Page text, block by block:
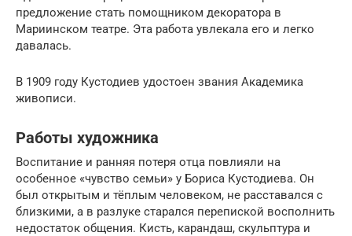
предложение стать помощником декоратора в
Мариинском театре. Эта работа увлекала его и легко
давалась.
В 1909 году Кустодиев удостоен звания Академика
живописи.
Работы художника
Воспитание и ранняя потеря отца повлияли на
особенное «чувство семьи» у Бориса Кустодиева. Он
был открытым и тёплым человеком, не расставался с
близкими, а в разлуке старался перепиской восполнить
недостаток общения. Кисть, карандаш, скульптура и